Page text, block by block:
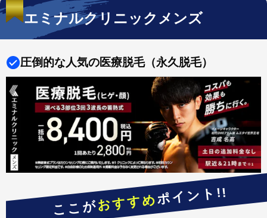
エミナルクリニックメンズ
圧倒的な人気の医療脱毛（永久脱毛）
ここがおすすめポイント!!